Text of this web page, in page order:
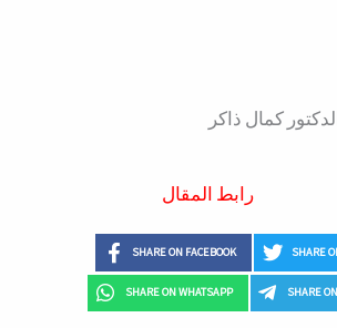
كمال ذاكر
رابط المقال
SHARE ON FACEBOOK SHARE
SHARE ON WHATSAPP SHARE